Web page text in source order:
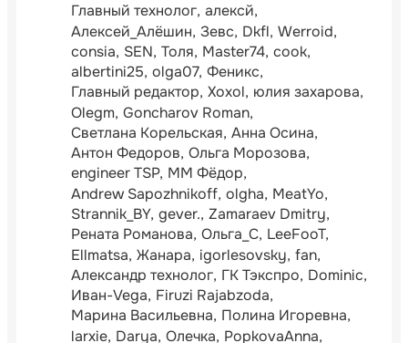
Главный технолог алексй
Алексей_Алёшин Зевс Dkfl Werroid
consia SEN Толя Master74 cook
albertini25 olga07 Феникс
Главный редактор Xoxol юлия захарова
Olegm Goncharov Roman
Светлана Корельская Анна Осина
Антон Федоров Ольга Морозова
engineer TSP ММ Фёдор
Andrew Sapozhnikoff olgha MeatYo
Strannik_BY gever. Zamaraev Dmitry
Рената Романова Ольга_С LeeFooT
Ellmatsa Жанара igorlesovsky fan
Александр технолог ГК Тэкспро Dominic
Иван-Vega Firuzi Rajabzoda
Марина Васильевна Полина Игоревна
larxie Darya Олечка PopkovaAnna